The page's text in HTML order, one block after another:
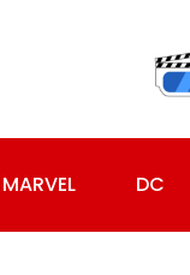
MARVEL DC